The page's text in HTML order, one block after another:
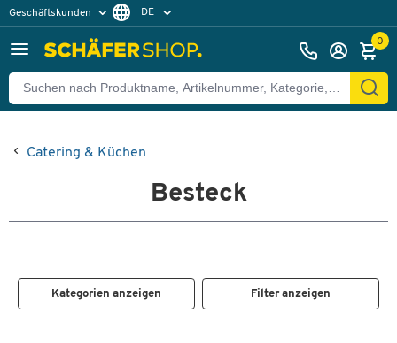
Geschäftskunden DE
0
Catering & Küchen
Besteck
Kategorien anzeigen Filter anzeigen